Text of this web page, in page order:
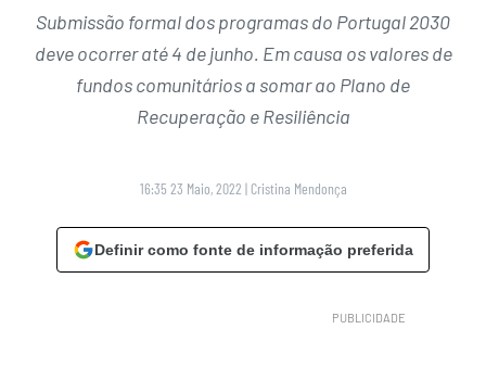
Submissão formal dos programas do Portugal 2030
deve ocorrer até 4 de junho. Em causa os valores de
fundos comunitários a somar ao Plano de
Recuperação e Resiliência
16:35 23 Maio, 2022 | Cristina Mendonça
Definir como fonte de informação preferida